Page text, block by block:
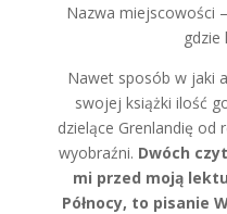
Nazwa miejscowości
gdzie
Nawet sposób w jaki
swojej książki ilość
dzielące Grenlandię
wyobraźni. Dwóch
mi przed moją
Północy, to pisanie